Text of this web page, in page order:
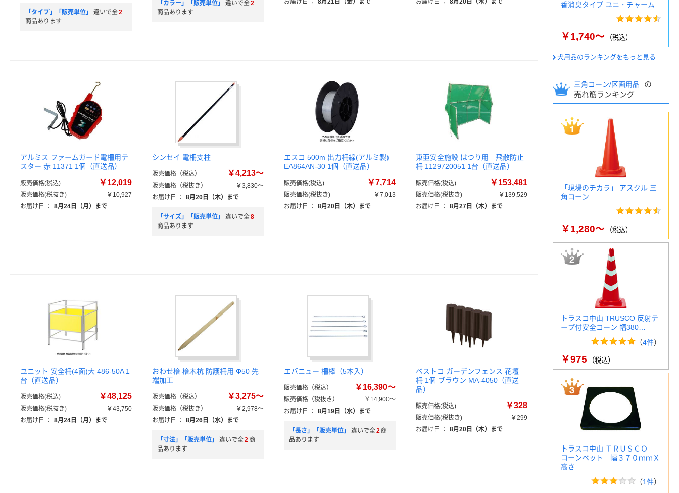
「タイプ」「販売単位」 違いで全2
商品あります
「カラー」「販売単位」 違いで全2
商品あります
お届け日
： 8月21日（金）まで
お届け日
： 8月20日（木）まで
アルミス ファームガード電柵用テ
スター 赤 11371 1個（直送品）
販売価格(税込) ￥12,019
販売価格(税抜き)
￥10,927
お届け日
： 8月24日（月）まで
シンセイ 電柵支柱
販売価格（税込） ￥4,213～
販売価格（税抜き）
￥3,830～
お届け日
： 8月20日（木）まで
「サイズ」「販売単位」 違いで全8
商品あります
エスコ 500m 出力柵線(アルミ製)
EA864AN-30 1個（直送品）
販売価格(税込) ￥7,714
販売価格(税抜き)
￥7,013
お届け日
： 8月20日（木）まで
東亜安全施設 はつり用 飛散防止
柵 1129720051 1台（直送品）
販売価格(税込) ￥153,481
販売価格(税抜き)
￥139,529
お届け日
： 8月27日（木）まで
ユニット 安全柵(4面)大 486-50A 1
台（直送品）
販売価格(税込) ￥48,125
販売価格(税抜き)
￥43,750
お届け日
： 8月24日（月）まで
おわせ檜 檜木杭 防護柵用 Φ50 先
端加工
販売価格（税込） ￥3,275～
販売価格（税抜き）
￥2,978～
お届け日
： 8月26日（水）まで
「寸法」「販売単位」 違いで全2 商
品あります
エバニュー 柵棒（5本入）
販売価格（税込） ￥16,390～
販売価格（税抜き）
￥14,900～
お届け日
： 8月19日（水）まで
「長さ」「販売単位」 違いで全2 商
品あります
ベストコ ガーデンフェンス 花壇
柵 1個 ブラウン MA-4050（直送
品）
販売価格(税込) ￥328
販売価格(税抜き)
￥299
お届け日
： 8月20日（木）まで
香消臭タイプ ユニ・チャーム
￥1,740～ （税込）
犬用品のランキングをもっと見る
三角コーン/区画用品
の
売れ筋ランキング
「現場のチカラ」 アスクル 三
角コーン
￥1,280～ （税込）
トラスコ中山 TRUSCO 反射テ
ープ付安全コーン 幅380…
（4件）
￥975 （税込）
トラスコ中山 ＴＲＵＳＣＯ
コーンベット 幅３７０ｍｍＸ
高さ…
（1件）